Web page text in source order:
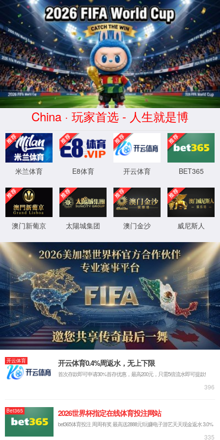
中国·太阳集团tyc86(股份公司)-
Official website
服务器错误
404 - 找不到文件或目录。
您要查找的资源可能已被删除，已更改名称或者暂时不可用。
XML 地图